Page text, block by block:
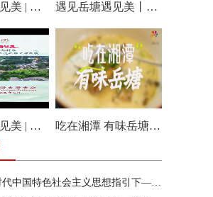
遇见岳塘遇见美 | 厂区即景区，湘钢文化园焕新迎客！ 遇见岳塘遇见美丨盘龙大观园提质焕新迎八方客
遇见岳塘遇见美 | 归隐松涧·理想村落：两期筑景 一涧生香 点亮岳塘文旅新貌 吃在湘潭 有味岳塘丨云盘山下：匠心守本味 小院忆乡愁
在习近平新时代中国特色社会主义思想指引下——新时代 新作为 新篇章